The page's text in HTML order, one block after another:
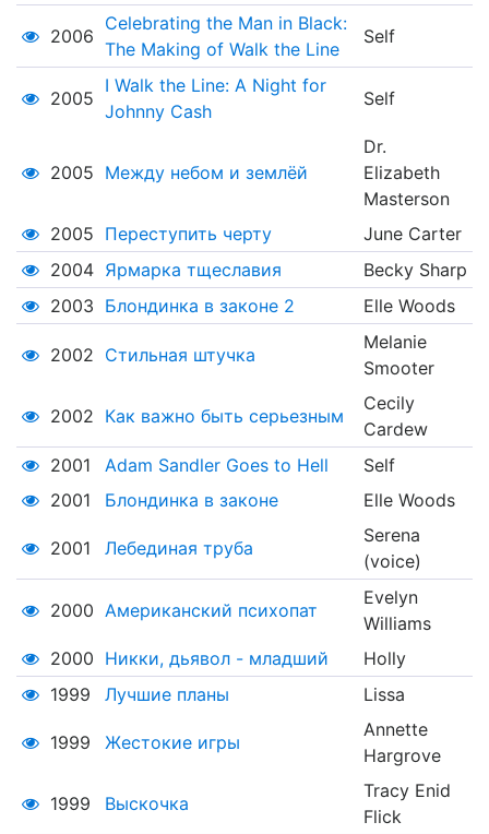
2006
Celebrating the Man in Black:
The Making of Walk the Line
Self
2005
I Walk the Line: A Night for
Johnny Cash
Self
2005 Между небом и землёй
Dr.
Elizabeth
Masterson
2005 Переступить черту
June Carter
2004 Ярмарка тщеславия
Becky Sharp
2003 Блондинка в законе 2 Elle Woods
2002 Стильная штучка
Melanie
Smooter
2002 Как важно быть серьезным
Cecily
Cardew
2001
Adam Sandler Goes to Hell
Self
2001
Блондинка в законе Elle Woods
2001 Лебединая труба
Serena
(voice)
2000 Американский психопат
Evelyn
Williams
2000 Никки, дьявол - младший
Holly
1999
Лучшие планы Lissa
1999 Жестокие игры
Annette
Hargrove
1999 Выскочка
Tracy Enid
Flick